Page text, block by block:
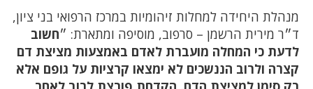
מנהלת היחידה למחלות זיהומיות במרכז הרפואי בני ציון,
ד״ר מירית הרשמן – סרפוב, מוסיפה ומתארת: ״חשוב
לדעת כי המחלה מועברת לאדם באמצעות מציצת דם
קצרה ולרוב הננשכים לא ימצאו קרציות על גופם אלא